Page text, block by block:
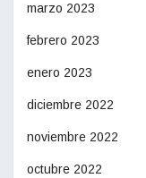
marzo 2023
febrero 2023
enero 2023
diciembre 2022
noviembre 2022
octubre 2022